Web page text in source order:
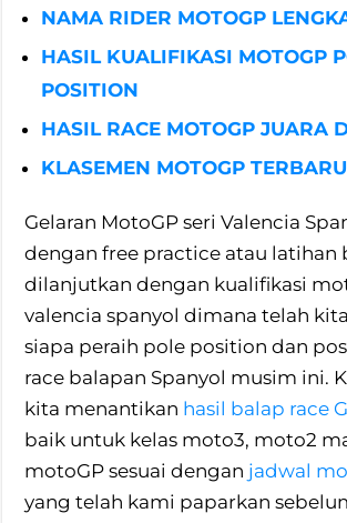
NAMA RIDER MOTOGP
HASIL KUALIFIKASI MOTOGP
POSITION
HASIL RACE MOTOGP JUARA
KLASEMEN MOTOGP TERBARU
Gelaran MotoGP seri Valencia
dengan free practice atau latihan
dilanjutkan dengan kualifikasi
valencia spanyol dimana telah
siapa peraih pole position dan
race balapan Spanyol musim ini.
kita menantikan hasil balap race
baik untuk kelas moto3, moto2
motoGP sesuai dengan jadwal
yang telah kami paparkan